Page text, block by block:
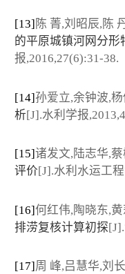
[13] 陈 菁,刘昭辰,陈
的平原城镇河网分形
报,2016,27(6):31-38.
[14]孙爱立,余钟波,
析[J].水利学报
[15]诸发文,陆志华,
评价[J].水利水运工
[16]何红伟,陶晓东,
排涝复核计算初探
[17] 周 峰,吕慧华,刘